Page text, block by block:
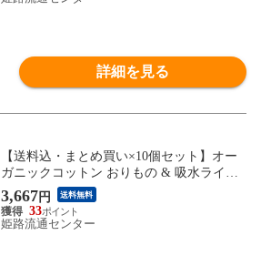
詳細を見る
【送料込・まとめ買い×10個セット】オー
ガニックコットン おりもの & 吸水ライナ
ー 10cc 24枚 コットンラボ
3,667円 送料無料
33
姫路流通センター